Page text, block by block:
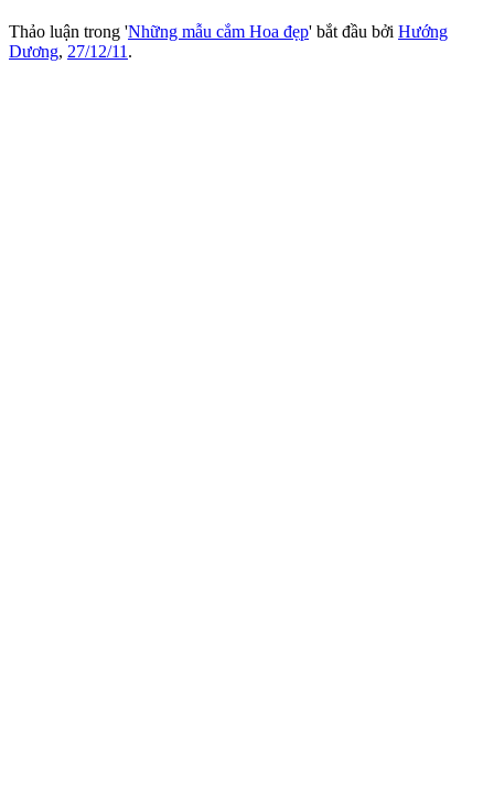
Thảo luận trong 'Những mẫu cắm Hoa đẹp' bắt đầu bởi Hướng
Dương, 27/12/11.